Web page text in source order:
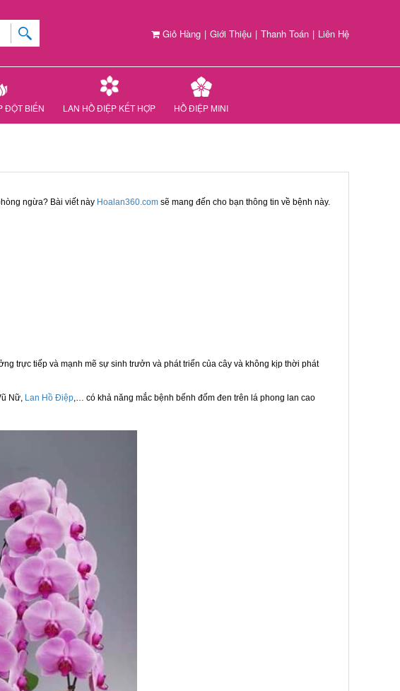
Giỏ Hàng | Giới Thiệu | Thanh Toán | Liên Hệ
ĐỘT BIẾN LAN HỒ ĐIỆP KẾT HỢP HỒ ĐIỆP MINI
ngừa? Bài viết này Hoalan360.com sẽ mang đến cho bạn thông tin về bệnh này.
trực tiếp và mạnh mẽ sự sinh trưởn và phát triển của cây và không kịp thời phát
Nữ, Lan Hồ Điệp,… có khả năng mắc bệnh bếnh đốm đen trên lá phong lan cao